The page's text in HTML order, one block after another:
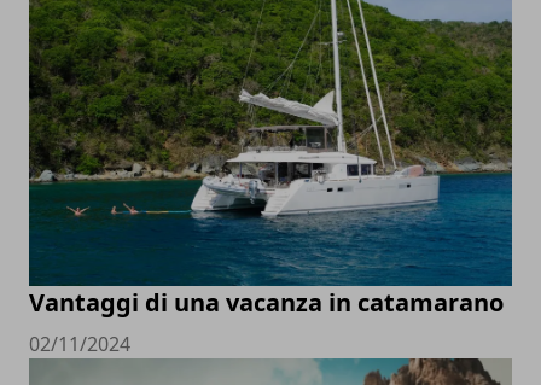
Vantaggi di una vacanza in catamarano
02/11/2024